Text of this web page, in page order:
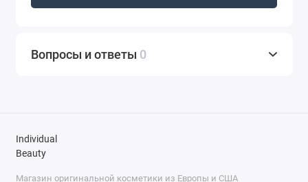
Вопросы и ответы 0
Individual
Beauty
Магазин оригинальной косметики из Европы и США